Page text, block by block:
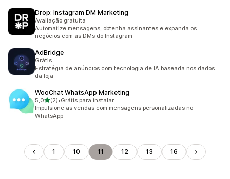
Drop: Instagram DM Marketing
Avaliação gratuita
Automatize mensagens, obtenha assinantes e expanda os
negócios com as DMs do Instagram
AdBridge
Grátis
Estratégia de anúncios com tecnologia de IA baseada nos dados
da loja
WooChat WhatsApp Marketing
5,0de 5 estrelas
(2)
2 avaliações ao todo
•Grátis para instalar
Impulsione as vendas com mensagens personalizadas no
WhatsApp
1 10 11 12 13 16